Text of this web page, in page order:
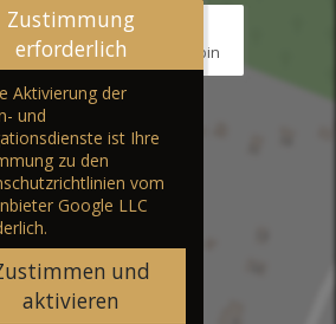
Neuruppin OT Alt Ruppin
Zustimmung
erforderlich
Aktivierung der
und
ist Ihre
zu den
vom
Google LLC
und
aktivieren